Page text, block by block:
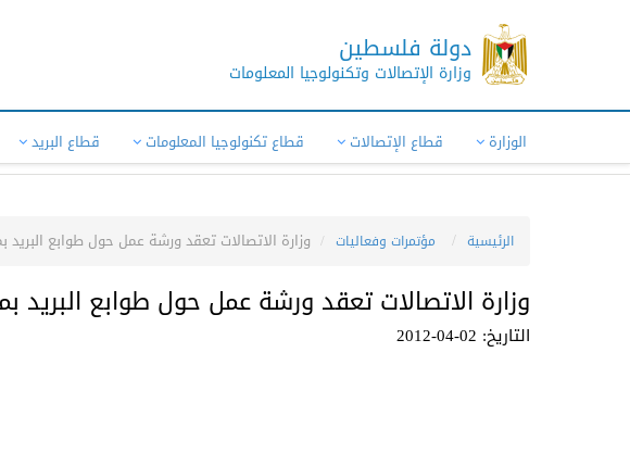
دولة فلسطين
وزارة الإتصالات وتكنولوجيا المعلومات
الوزارة قطاع الإتصالات قطاع تكنولوجيا المعلومات قطاع البريد
الرئيسية مؤتمرات وفعاليات وزارة الاتصالات تعقد ورشة عمل حول طوابع البريد
وزارة الاتصالات تعقد ورشة عمل حول طوابع البريد
التاريخ: 02-04-2012